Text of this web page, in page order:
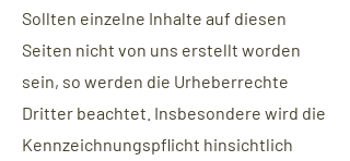
Sollten einzelne Inhalte auf diesen
Seiten nicht von uns erstellt worden
sein, so werden die Urheberrechte
Dritter beachtet. Insbesondere wird die
Kennzeichnungspflicht hinsichtlich